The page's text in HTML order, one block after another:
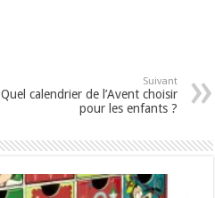
Suivant
Quel calendrier de l’Avent choisir
pour les enfants ?